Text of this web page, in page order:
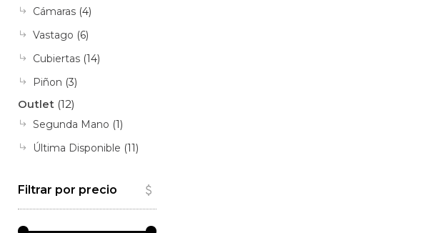
Cámaras (4)
Vastago (6)
Cubiertas (14)
Piñon (3)
Outlet (12)
Segunda Mano (1)
Última Disponible (11)
Filtrar por precio